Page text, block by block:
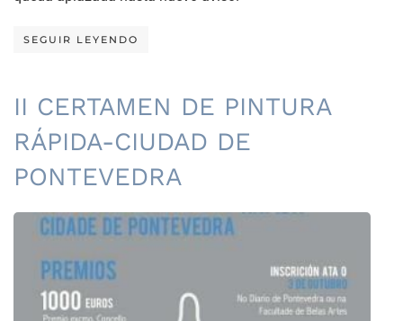
SEGUIR LEYENDO
II CERTAMEN DE PINTURA
RÁPIDA-CIUDAD DE
PONTEVEDRA